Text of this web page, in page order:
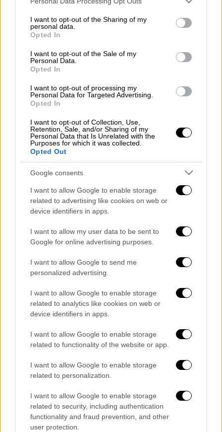
not limited to your visit or usage behaviour. You may click to
grant or deny consent to Google and its third-party tags to
use your data for below specified purposes in below Google
consent section.
I want to opt-out of the Sharing of my
personal data.
Opted In
I want to opt-out of the Sale of my
Personal Data.
Opted In
I want to opt-out of processing my
Personal Data for Targeted Advertising.
Opted In
I want to opt-out of Collection, Use,
Retention, Sale, and/or Sharing of my
Personal Data that Is Unrelated with the
Purposes for which it was collected.
Opted Out
Google consents
I want to allow Google to enable storage
related to advertising like cookies on web or
device identifiers in apps.
I want to allow my user data to be sent to
Google for online advertising purposes.
I want to allow Google to send me
personalized advertising.
I want to allow Google to enable storage
related to analytics like cookies on web or
device identifiers in apps.
I want to allow Google to enable storage
related to functionality of the website or app.
I want to allow Google to enable storage
related to personalization.
I want to allow Google to enable storage
related to security, including authentication
functionality and fraud prevention, and other
user protection.
AxiosΜπαράκ Ρέιβιντ σε μία ανάρτησή
του στην πλατφόρμα κοινωνικής δικτύωσης
Χ, επικαλούμενος έναν υψηλόβαθμο
Αμερικανό αξιωματούχο.
ΔΙΑΒΑΣΤΕ ΕΠΙΣΗΣ
Αποκάλυψη Τραμπ στο Axios: Στο
τελικό στάδιο οι συνομιλίες για τη
Γάζα - Ιστορική συμφωνία ακόμη και
σε δύο μέρες
Ο αξιωματούχος πρόσθεσε ότι η
πρέπει να συμφωνήσει, ανέφερε ο Ρέιβιντ
στην ίδια ανάρτηση.
Νωρίτερα μέσα στην ημέρα, ο Τραμπ δήλωσε
ότι ελπίζει στην ολοκλήρωση της πρότασης
ενός σχεδίου ειρήνευσης για τη Γάζα, σε μία
συνάντηση που θα γίνει τη Δευτέρα, με τον
Νετανιάχου.
Το πρακτορείο ειδήσεων Reuters δεν
στάθηκε δυνατό να επιβεβαιώσει την
αναφορά.
Διαβάστε ακόμη
Επιστήμονες ανακάλυψαν τον τέταρτο
γνωστό τύπο μεταδοτικού καρκίνου στον
κόσμο